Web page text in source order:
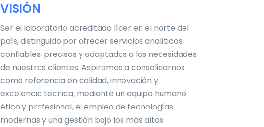
VISIÓN
Ser el laboratorio acreditado líder en el norte del
país, distinguido por ofrecer servicios analíticos
confiables, precisos y adaptados a las necesidades
de nuestros clientes. Aspiramos a consolidarnos
como referencia en calidad, innovación y
excelencia técnica, mediante un equipo humano
ético y profesional, el empleo de tecnologías
modernas y una gestión bajo los más altos